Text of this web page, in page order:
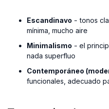
Escandinavo - tonos
mínima, mucho aire
Minimalismo - el
nada superfluo
Contemporáneo
funcionales, adecuado